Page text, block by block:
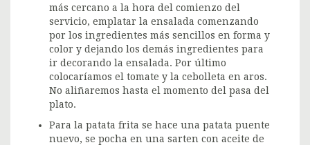
más cercano a la hora del comienzo del
servicio, emplatar la ensalada comenzando
por los ingredientes más sencillos en forma y
color y dejando los demás ingredientes para
ir decorando la ensalada. Por último
colocaríamos el tomate y la cebolleta en aros.
No aliñaremos hasta el momento del pasa del
plato.
Para la patata frita se hace una patata puente
nuevo, se pocha en una sarten con aceite de